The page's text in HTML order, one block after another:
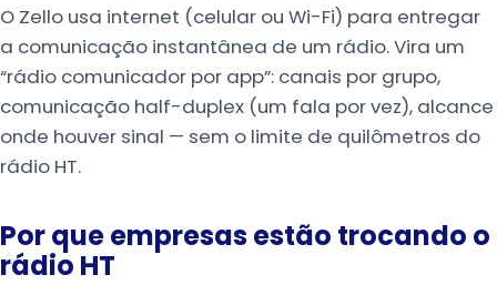
O Zello usa internet (celular ou Wi-Fi) para entregar
a comunicação instantânea de um rádio. Vira um
“rádio comunicador por app”: canais por grupo,
comunicação half-duplex (um fala por vez), alcance
onde houver sinal — sem o limite de quilômetros do
rádio HT.
Por que empresas estão trocando o
rádio HT